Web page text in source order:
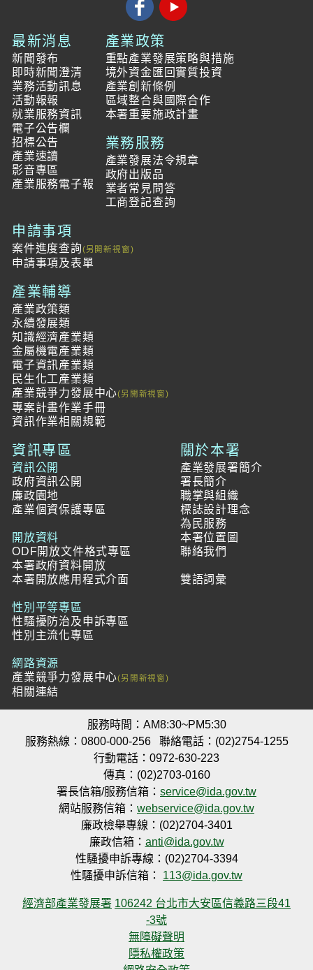
最新消息
新聞發布
即時新聞澄清
業務活動訊息
活動報報
就業服務資訊
電子公告欄
招標公告
產業速讀
影音專區
產業服務電子報
產業政策
重點產業發展策略與措施
境外資金匯回實質投資
產業創新條例
區域整合與國際合作
本署重要施政計畫
業務服務
產業發展法令規章
政府出版品
業者常見問答
工商登記查詢
申請事項
案件進度查詢
申請事項及表單
產業輔導
產業政策類
永續發展類
知識經濟產業類
金屬機電產業類
電子資訊產業類
民生化工產業類
產業競爭力發展中心
專案計畫作業手冊
資訊作業相關規範
資訊專區
資訊公開
政府資訊公開
廉政園地
產業個資保護專區
開放資料
ODF開放文件格式專區
本署政府資料開放
本署開放應用程式介面
性別平等專區
性騷擾防治及申訴專區
性別主流化專區
網路資源
產業競爭力發展中心
相關連結
關於本署
產業發展署簡介
署長簡介
職掌與組織
標誌設計理念
為民服務
本署位置圖
聯絡我們
雙語詞彙
服務時間：AM8:30~PM5:30
服務熱線：0800-000-256
聯絡電話：(02)2754-1255
行動電話：0972-630-223
傳真：(02)2703-0160
署長信箱/服務信箱： service@ida.gov.tw
網站服務信箱： webservice@ida.gov.tw
廉政檢舉專線：(02)2704-3401
廉政信箱： anti@ida.gov.tw
性騷擾申訴專線：(02)2704-3394
性騷擾申訴信箱： 113@ida.gov.tw
經濟部產業發展署 106242 台北市大安區信義路三段41
-3號
無障礙聲明
隱私權政策